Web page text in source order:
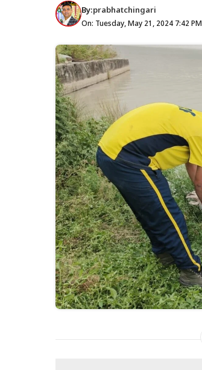
By:prabhatchingari
On: Tuesday, May 21, 2024 7:42 PM